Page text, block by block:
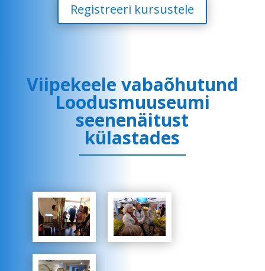
Registreeri kursustele
Viipekeele vabaõhutund
Loodusmuuseumi
seenenäitust
külastades